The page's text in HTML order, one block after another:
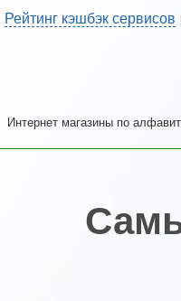
Рейтинг кэшбэк сервисов |
Интернет магазины по